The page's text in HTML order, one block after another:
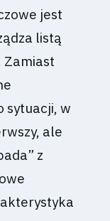
jest
listą
Zamiast
sytuacji, w
ale
z